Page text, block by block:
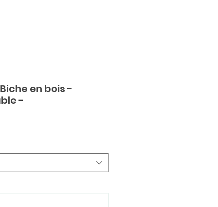
en bois -
-